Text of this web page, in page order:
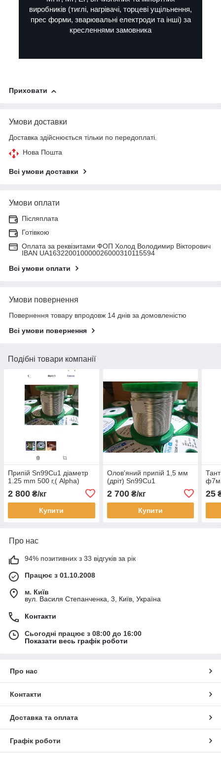
виробників (тиглі, нагрівачі, торцеві ущільнення,
прес форми, зварювальні електроди та інші) за
кресленнями замовника
Приховати
Умови доставки
Доставка здійснюється тільки по передоплаті.
Нова Пошта
Всі умови доставки
Умови оплати
Післяплата
Готівкою
Оплата за реквізитами ФОП Холод Володимир Вікторович
IBAN UA163220010000026000310115594
Всі умови оплати
Умови повернення
Повернення товару впродовж 14 днів за домовленістю
Всі умови повернення
Подібні товари компанії
Припій Sn99Cu1 діаметр
1.25 mm 500 г,( Alpha)
2 800 ₴/кг
Купити
Олов'яний припій 1,5 мм
(дріт) Sn99Cu1
2 700₴/кг
Купити
25
Про нас
94% позитивних з 33 відгуків за рік
Працює з 01.10.2008
м. Київ
вул. Василя Степанченка, 3, Київ, Україна
Контакти
Сьогодні працює з 08:00 до 16:00
Показати весь графік роботи
Про нас
Контакти
Доставка та оплата
Графік роботи